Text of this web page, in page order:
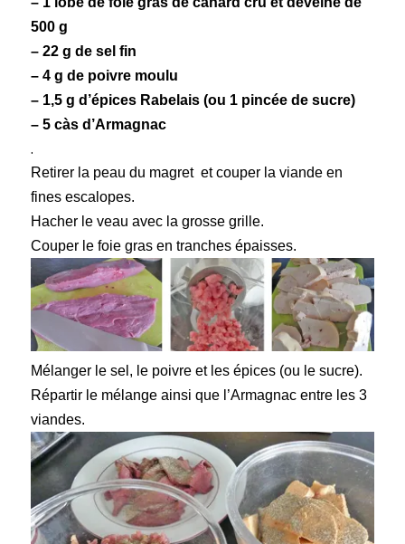
500 g
– 22 g de sel fin
– 4 g de poivre moulu
– 1,5 g d’épices Rabelais(ou 1 pincée de sucre)
– 5 càs d’Armagnac
.
Retirer la peau du magret et couper la viande en
fines escalopes.
Hacher le veau avec la grosse grille.
Couper le foie gras en tranches épaisses.
Mélanger le sel, le poivre et les épices (ou le sucre).
Répartir le mélange ainsi que l’Armagnac entre les 3
viandes.